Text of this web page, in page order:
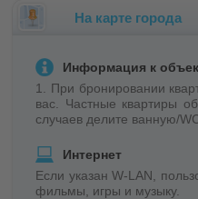
На карте города
Информация к
1. При бронировании
вас. Частные квартиры
случаев делите ванную/
Интернет
Если указан W-LAN,
фильмы, игры и музыку.